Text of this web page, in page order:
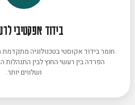
בידוד אפקטיבי
חומר בידוד אקוסטי בטכנולוגיה מתקדמת
הפרדה בין רעשי החוץ לבין התנהלות
ושלווים יותר.